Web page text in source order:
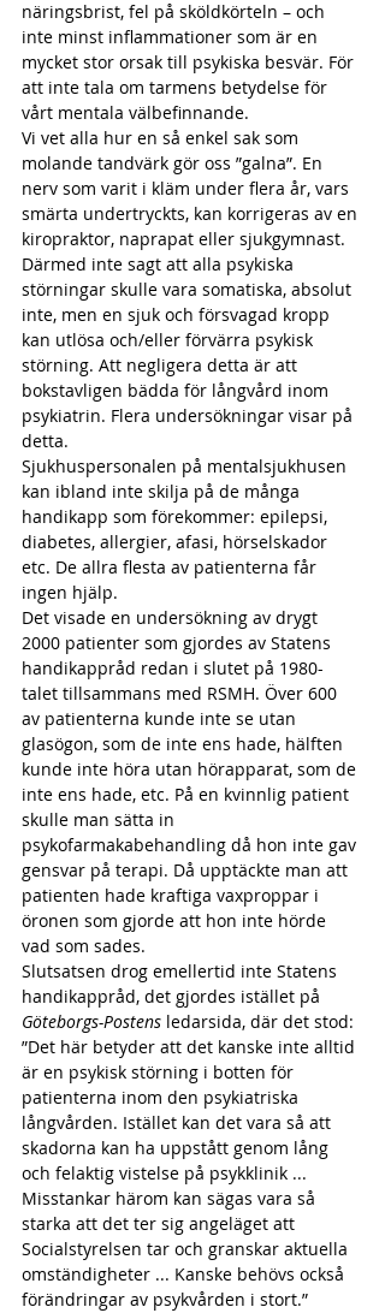
näringsbrist, fel på sköldkörteln – och
inte minst inflammationer som är en
mycket stor orsak till psykiska besvär. För
att inte tala om tarmens betydelse för
vårt mentala välbefinnande.
Vi vet alla hur en så enkel sak som
molande tandvärk gör oss ”galna”. En
nerv som varit i kläm under flera år, vars
smärta undertryckts, kan korrigeras av en
kiropraktor, naprapat eller sjukgymnast.
Därmed inte sagt att alla psykiska
störningar skulle vara somatiska, absolut
inte, men en sjuk och försvagad kropp
kan utlösa och/eller förvärra psykisk
störning. Att negligera detta är att
bokstavligen bädda för långvård inom
psykiatrin. Flera undersökningar visar på
detta.
Sjukhuspersonalen på mentalsjukhusen
kan ibland inte skilja på de många
handikapp som förekommer: epilepsi,
diabetes, allergier, afasi, hörselskador
etc. De allra flesta av patienterna får
ingen hjälp.
Det visade en undersökning av drygt
2000 patienter som gjordes av Statens
handikappråd redan i slutet på 1980-
talet tillsammans med RSMH. Över 600
av patienterna kunde inte se utan
glasögon, som de inte ens hade, hälften
kunde inte höra utan hörapparat, som de
inte ens hade, etc. På en kvinnlig patient
skulle man sätta in
psykofarmakabehandling då hon inte gav
gensvar på terapi. Då upptäckte man att
patienten hade kraftiga vaxproppar i
öronen som gjorde att hon inte hörde
vad som sades.
Slutsatsen drog emellertid inte Statens
handikappråd, det gjordes istället på
Göteborgs-Postens ledarsida, där det stod:
”Det här betyder att det kanske inte alltid
är en psykisk störning i botten för
patienterna inom den psykiatriska
långvården. Istället kan det vara så att
skadorna kan ha uppstått genom lång
och felaktig vistelse på psykklinik ...
Misstankar härom kan sägas vara så
starka att det ter sig angeläget att
Socialstyrelsen tar och granskar aktuella
omständigheter ... Kanske behövs också
förändringar av psykvården i stort.”